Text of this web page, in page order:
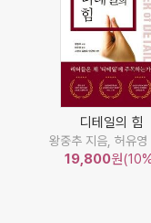
디테일의 힘
왕중추 지음, 허유영
19,800원